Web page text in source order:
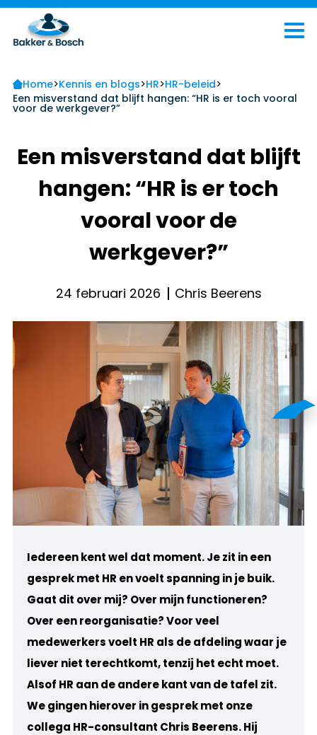
Home>Kennis en blogs>HR>HR-beleid>
Een misverstand dat blijft hangen: “HR is er toch vooral
voor de werkgever?”
Een misverstand dat blijft
hangen: “HR is er toch
vooral voor de
werkgever?”
24 februari 2026 Chris Beerens
Iedereen kent wel dat moment. Je zit in een
gesprek met HR en voelt spanning in je buik.
Gaat dit over mij? Over mijn functioneren?
Over een reorganisatie? Voor veel
medewerkers voelt HR als de afdeling waar je
liever niet terechtkomt, tenzij het echt moet.
Alsof HR aan de andere kant van de tafel zit.
We gingen hierover in gesprek met onze
collega HR-consultant Chris Beerens. Hij